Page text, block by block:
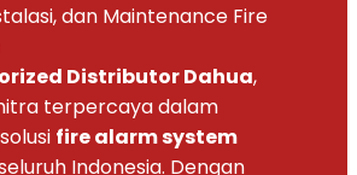
dan Maintenance Fire
Distributor Dahua,
terpercaya dalam
fire alarm system
Indonesia. Dengan